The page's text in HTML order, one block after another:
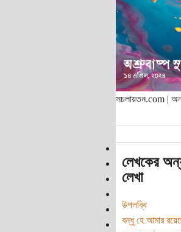
সচলায়তন.com |
লেখকের
লেখা
উপলব্ধি
বন্ধু হে আমার